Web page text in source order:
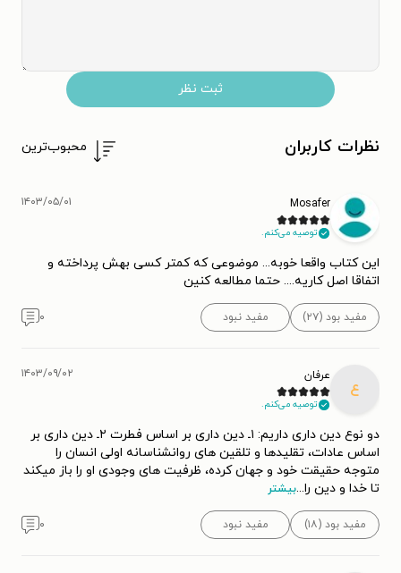
ثبت نظر
نظرات کاربران محبوب‌ترین
Mosafer
توصیه می‌کنم.
۱۴۰۳/۰۵/۰۱
این کتاب واقعا خوبه... موضوعی که کمتر کسی بهش پرداخته و
اتفاقا اصل کاریه.... حتما مطالعه کنین
مفید بود (۲۷) مفید نبود ۰
ع
عرفان
توصیه می‌کنم.
۱۴۰۳/۰۹/۰۲
دو نوع دین داری داریم: ۱ـ دین داری بر اساس فطرت ۲ـ دین داری بر
اساس عادات، تقلیدها و تلقین های روانشناسانه اولی انسان را
متوجه حقیقت خود و جهان کرده، ظرفیت های وجودی او را باز میکند
تا خدا و دین را...بیشتر
مفید بود (۱۸) مفید نبود ۰